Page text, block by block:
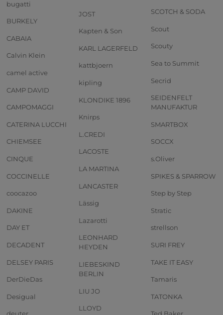
bugatti
BURKELY
CABAIA
Calvin Klein
camel active
CAMP DAVID
CAMPOMAGGI
CATERINA LUCCHI
CHIEMSEE
CINQUE
COCCINELLE
coocazoo
DAKINE
DAY ET
DECADENT
DELSEY PARIS
DerDieDas
Desigual
JOST
Kapten & Son
KARL LAGERFELD
kattbjoern
kipling
KLONDIKE 1896
Knirps
L.CREDI
LACOSTE
LA MARTINA
LANCASTER
Lässig
Lazarotti
LEONHARD
HEYDEN
LIEBESKIND
BERLIN
LIU JO
LLOYD
SCOTCH & SODA
Scout
Scouty
Sea to Summit
Secrid
SEIDENFELT
MANUFAKTUR
SMARTBOX
SOCCX
s.Oliver
SPIKES & SPARROW
Step by Step
Stratic
strellson
SURI FREY
TAKE IT EASY
Tamaris
TATONKA